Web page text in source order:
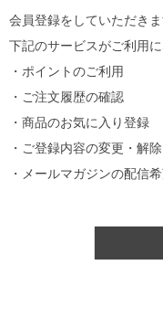
会員登録をしていただき
下記のサービスがご利用に
・ポイントのご利用
・ご注文履歴の確認
・商品のお気に入り登録
・ご登録内容の変更・解除
・メールマガジンの配信